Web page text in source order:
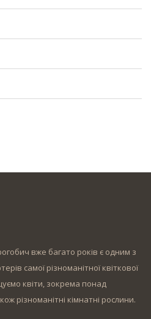
вже багато років є одним з
самої різноманітної квіткової
квіти, зокрема понад
різноманітні кімнатні рослини.